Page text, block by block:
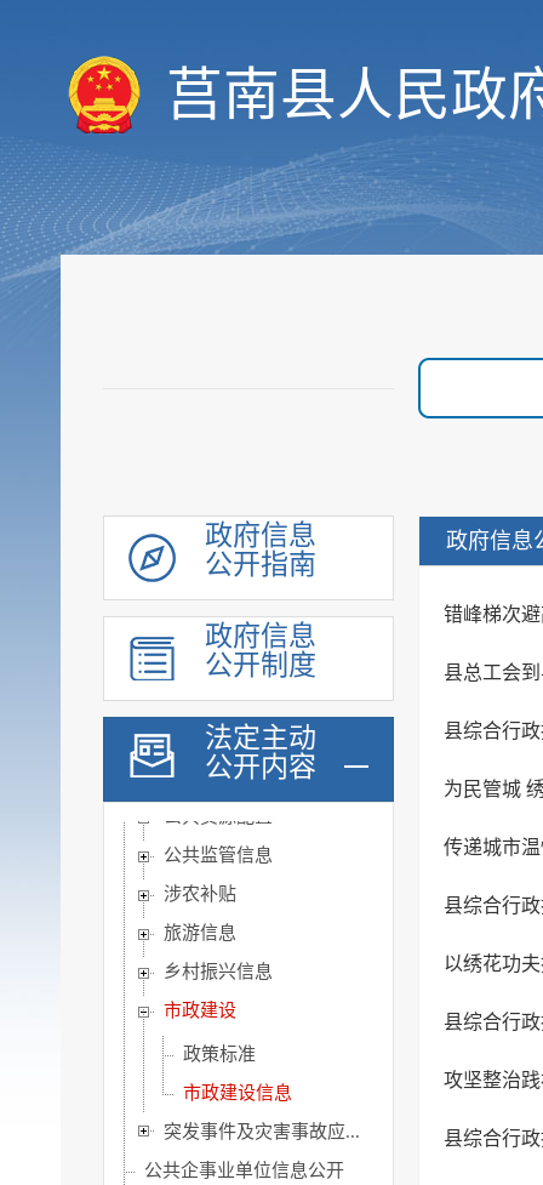
莒南县人民政
政府信息
公开指南
政府信息
公开制度
法定主动
公开内容
优化服务
审计与后评估
政府采购
重点领域信息
养老服务
稳岗就业
教育信息
医疗卫生
公共文化服务
环境保护信息
食品药品监管
公共监管信息
涉农补贴
旅游信息
乡村振兴信息
市政建设
政策标准
市政建设信息
突发事件及灾害事故应...
公共企事业单位信息公开
政府信息
错峰梯次
县总工会
县综合行
为民管城
传递城市
县综合行
以绣花功
县综合行
攻坚整治
县综合行